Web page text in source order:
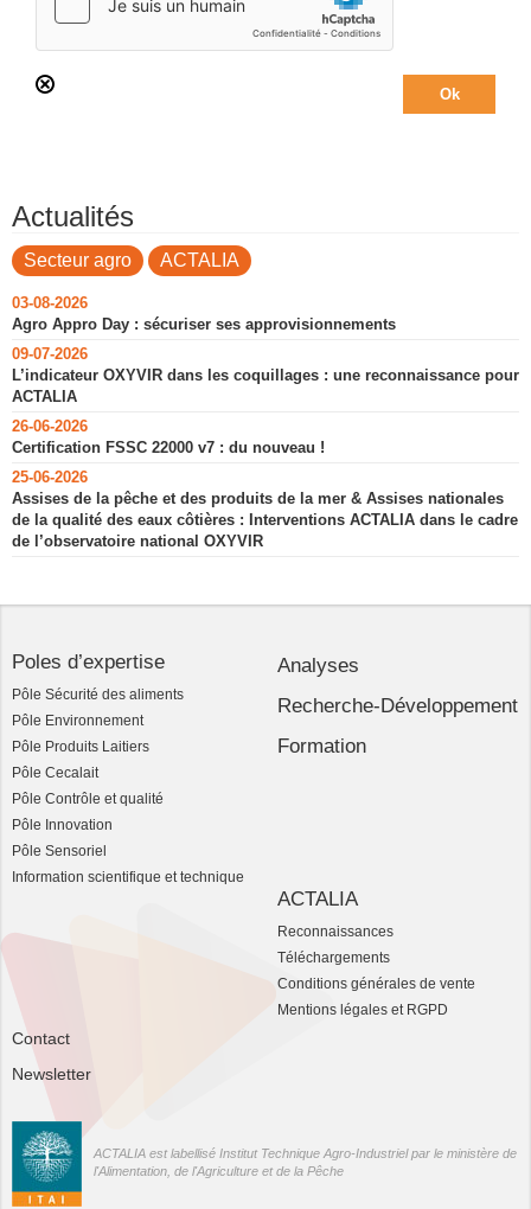
Actualités
Secteur agro ACTALIA
03-08-2026
Agro Appro Day : sécuriser ses approvisionnements
09-07-2026
L’indicateur OXYVIR dans les coquillages : une reconnaissance pour
ACTALIA
26-06-2026
Certification FSSC 22000 v7 : du nouveau !
25-06-2026
Assises de la pêche et des produits de la mer & Assises nationales
de la qualité des eaux côtières : Interventions ACTALIA dans le cadre
de l’observatoire national OXYVIR
Poles d’expertise
Pôle Sécurité des aliments
Pôle Environnement
Pôle Produits Laitiers
Pôle Cecalait
Pôle Contrôle et qualité
Pôle Innovation
Pôle Sensoriel
Information scientifique et technique
Analyses
Recherche-Développement
Formation
ACTALIA
Reconnaissances
Téléchargements
Conditions générales de vente
Mentions légales et RGPD
Contact
Newsletter
ACTALIA est labellisé Institut Technique Agro-Industriel par le ministère de
l'Alimentation, de l'Agriculture et de la Pêche